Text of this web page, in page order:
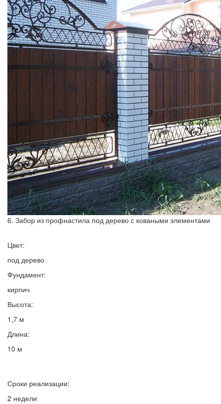
6. Забор из профнастила под дерево с коваными элементами
Цвет:
под дерево
Фундамент:
кирпич
Высота:
1,7 м
Длина:
10 м
Сроки реализации:
2 недели